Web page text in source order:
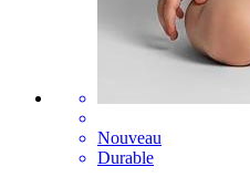
Nouveau
Durable